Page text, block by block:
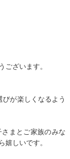
ございます。
が楽しくなるよう
まとご家族のみな
嬉しいです。